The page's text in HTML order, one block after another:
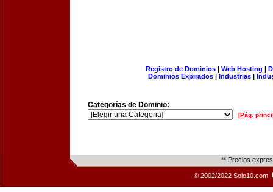
Registro de Dominios| Web Hosting |
Dominios Expirados | Industrias |
Categorías de Dominio:
[Pág.
** Precios
© 2002/2022 Solo10.com